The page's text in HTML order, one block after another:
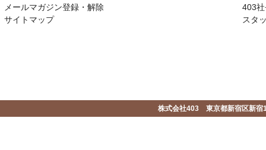
メールマガジン登録・解除
サイトマップ
403
スタ
株式会社403 東京都新宿区新